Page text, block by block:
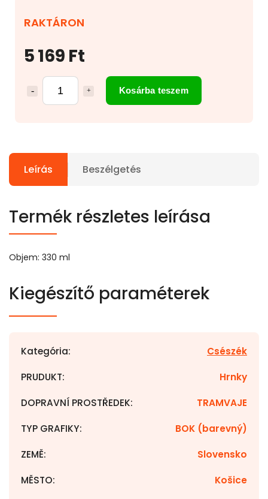
5 169 Ft
Kosárba teszem
RAKTÁRON
Leírás Beszélgetés
Termék részletes leírása
Objem: 330 ml
Kiegészítő paraméterek
Kategória: Csészék
PRUDUKT: Hrnky
DOPRAVNÍ PROSTŘEDEK: TRAMVAJE
TYP GRAFIKY: BOK (barevný)
ZEMĚ: Slovensko
MĚSTO: Košice